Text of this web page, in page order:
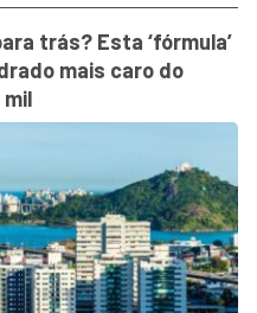
trás? Esta ‘fórmula’
mais caro do
mil